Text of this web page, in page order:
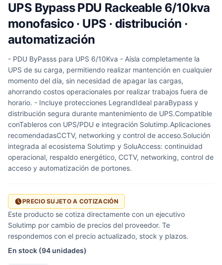
UPS Bypass PDU Rackeable 6/10kva
monofasico · UPS · distribución ·
automatización
- PDU ByPasss para UPS 6/10Kva - Aísla completamente la
UPS de su carga, permitiendo realizar mantención en cualquier
momento del día, sin necesidad de apagar las cargas,
ahorrando costos operacionales por realizar trabajos fuera de
horario. - Incluye protecciones LegrandIdeal paraBypass y
distribución segura durante mantenimiento de UPS.Compatible
conTableros con UPS/PDU e integración Solutimp.Aplicaciones
recomendadasCCTV, networking y control de acceso.Solución
integrada al ecosistema Solutimp y SoluAccess: continuidad
operacional, respaldo energético, CCTV, networking, control de
acceso y automatización de portones.
PRECIO SUJETO A COTIZACIÓN
Este producto se cotiza directamente con un ejecutivo
Solutimp por cambio de precios del proveedor. Te
respondemos con el precio actualizado, stock y plazos.
En stock (94 unidades)